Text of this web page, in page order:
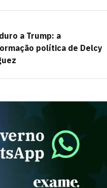
a Trump: a
política de Delcy